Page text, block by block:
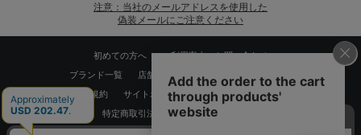
注意：当社のメールアドレスを使用した
偽装メールにご注意ください
初めての方へ
ご利用案内・お問い合わせ
ブランド一覧
店舗検索 企業情報
株主優待制度
利用規約
サイトポリシー
プライバシーポリシー
特定商取引法に基づく表記